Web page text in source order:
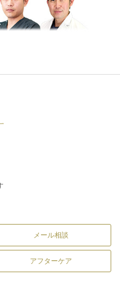
メール相談
アフターケア